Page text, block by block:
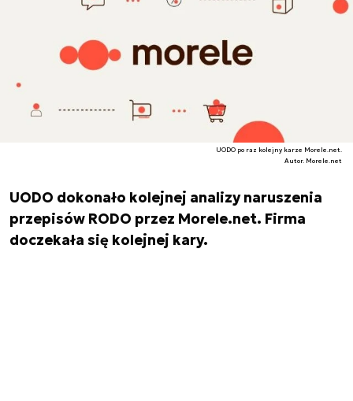
UODO po raz kolejny karze Morele.net.
Autor. Morele.net
UODO dokonało kolejnej analizy naruszenia
przepisów RODO przez Morele.net. Firma
doczekała się kolejnej kary.